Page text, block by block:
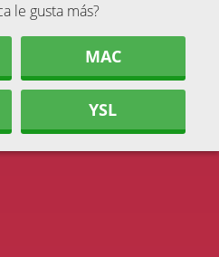
le gusta más?
MAC
YSL